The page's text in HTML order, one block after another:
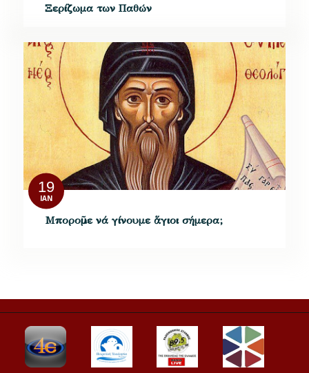
Ξερίζωμα των Παθών
19
ΙΑΝ
Μποροῦμε νά γίνουμε ἅγιοι σήμερα;